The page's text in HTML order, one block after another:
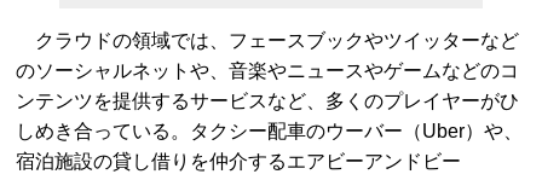
クラウドの領域では、フェースブックやツイッターなど
のソーシャルネットや、音楽やニュースやゲームなどのコ
ンテンツを提供するサービスなど、多くのプレイヤーがひ
しめき合っている。タクシー配車のウーバー（Uber）や、
宿泊施設の貸し借りを仲介するエアビーアンドビー